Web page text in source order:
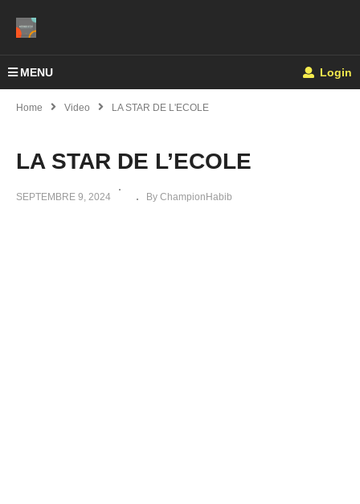
MENU Login
Home Video LA STAR DE L'ECOLE
LA STAR DE L’ECOLE
SEPTEMBRE 9, 2024 By ChampionHabib